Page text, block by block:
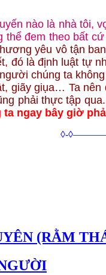
nào là nhà
đem theo bất
yêu vô tận
đó là định luật tự
chúng ta
giãy giụa… Ta
phải thực tập qua.
ngay bây giờ
◊-
(RẰM